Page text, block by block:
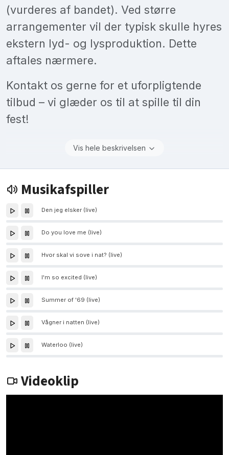
(vurderes af bandet). Ved større
arrangementer vil der typisk skulle hyres
ekstern lyd- og lysproduktion. Dette
aftales nærmere.
Kontakt os gerne for et uforpligtende
tilbud – vi glæder os til at spille til din
fest!
Vis hele beskrivelsen
Musikafspiller
Den jeg elsker (live)
Do you love me (live)
Hvor skal vi sove i nat? (live)
I'm so excited (live)
Summer of '69 (live)
Vågner i natten (live)
Waterloo (live)
Videoklip